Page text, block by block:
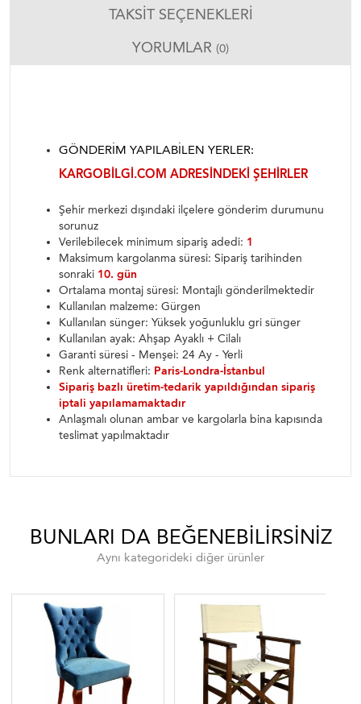
TAKSIT SEÇENEKLERI
YORUMLAR (0)
GÖNDERIM YAPILABILEN YERLER:
KARGOBILGI.COM ADRESINDEKI ŞEHIRLER
Şehir merkezi dışındaki ilçelere gönderim durumunu
sorunuz
Verilebilecek minimum sipariş adedi: 1
Maksimum kargolanma süresi: Sipariş tarihinden
sonraki 10. gün
Ortalama montaj süresi: Montajlı gönderilmektedir
Kullanılan malzeme: Gürgen
Kullanılan sünger: Yüksek yoğunluklu gri sünger
Kullanılan ayak: Ahşap Ayaklı + Cilalı
Garanti süresi - Menşei: 24 Ay - Yerli
Renk alternatifleri: Paris-Londra-İstanbul
Sipariş bazlı üretim-tedarik yapıldığından sipariş
iptali yapılamamaktadır
Anlaşmalı olunan ambar ve kargolarla bina kapısında
teslimat yapılmaktadır
BUNLARI DA BEĞENEBILIRSINIZ
Aynı kategorideki diğer ürünler